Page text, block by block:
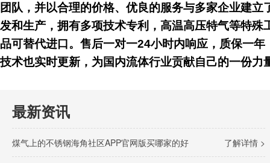
团队，并以合理的价格、优良的服务与多家企业建立了
发和生产，拥有多项技术专利，高温高压特气等特殊工
品可替代进口。售后一对一24小时内响应，质保一年
技术也实时更新，为国内流体行业贡献自己的一份力量
最新资讯
了解详情 >
煤气上的不锈钢海角社区APP官网版买哪家的好